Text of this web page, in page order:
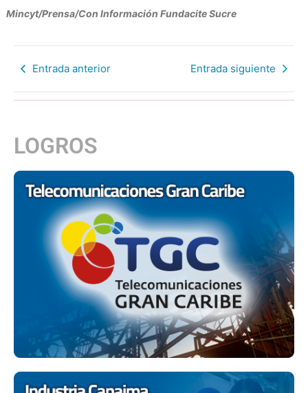
Mincyt/Prensa/Con Información Fundacite Sucre
Entrada anterior Entrada siguiente
LOGROS